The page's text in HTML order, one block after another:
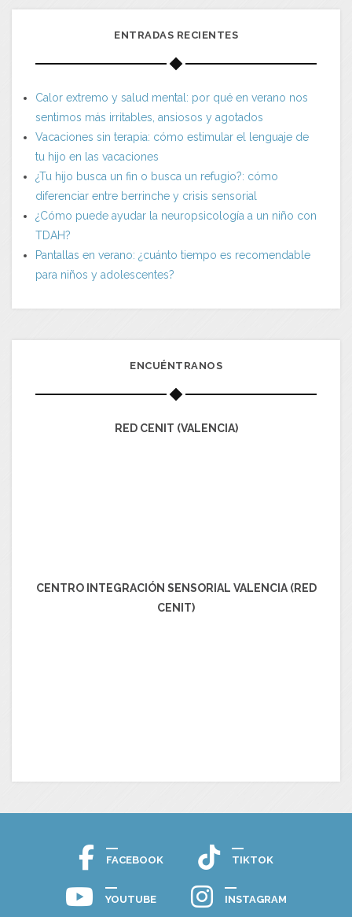
ENTRADAS RECIENTES
Calor extremo y salud mental: por qué en verano nos
sentimos más irritables, ansiosos y agotados
Vacaciones sin terapia: cómo estimular el lenguaje de
tu hijo en las vacaciones
¿Tu hijo busca un fin o busca un refugio?: cómo
diferenciar entre berrinche y crisis sensorial
¿Cómo puede ayudar la neuropsicología a un niño con
TDAH?
Pantallas en verano: ¿cuánto tiempo es recomendable
para niños y adolescentes?
ENCUÉNTRANOS
RED CENIT (VALENCIA)
CENTRO INTEGRACIÓN SENSORIAL VALENCIA (RED
CENIT)
FACEBOOK TIKTOK
YOUTUBE INSTAGRAM